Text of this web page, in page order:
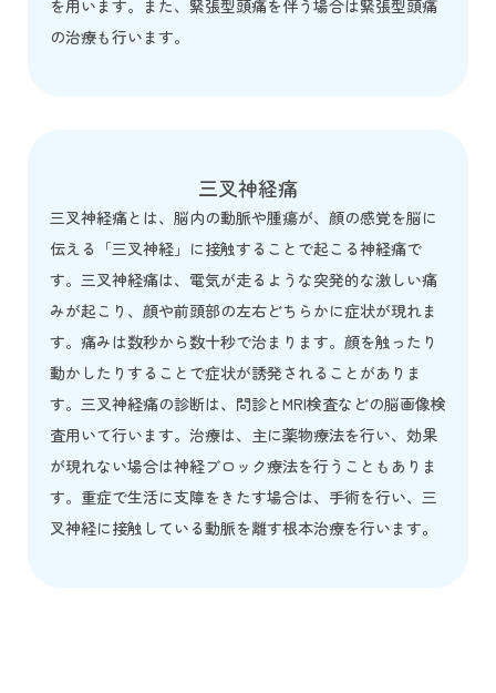
を用います。また、緊張型頭痛を伴う場合は緊張型頭痛
の治療も行います。
三叉神経痛
三叉神経痛とは、脳内の動脈や腫瘍が、顔の感覚を脳に
伝える「三叉神経」に接触することで起こる神経痛で
す。三叉神経痛は、電気が走るような突発的な激しい痛
みが起こり、顔や前頭部の左右どちらかに症状が現れま
す。痛みは数秒から数十秒で治まります。顔を触ったり
動かしたりすることで症状が誘発されることがありま
す。三叉神経痛の診断は、問診とMRI検査などの脳画像検
査用いて行います。治療は、主に薬物療法を行い、効果
が現れない場合は神経ブロック療法を行うこともありま
す。重症で生活に支障をきたす場合は、手術を行い、三
叉神経に接触している動脈を離す根本治療を行います。